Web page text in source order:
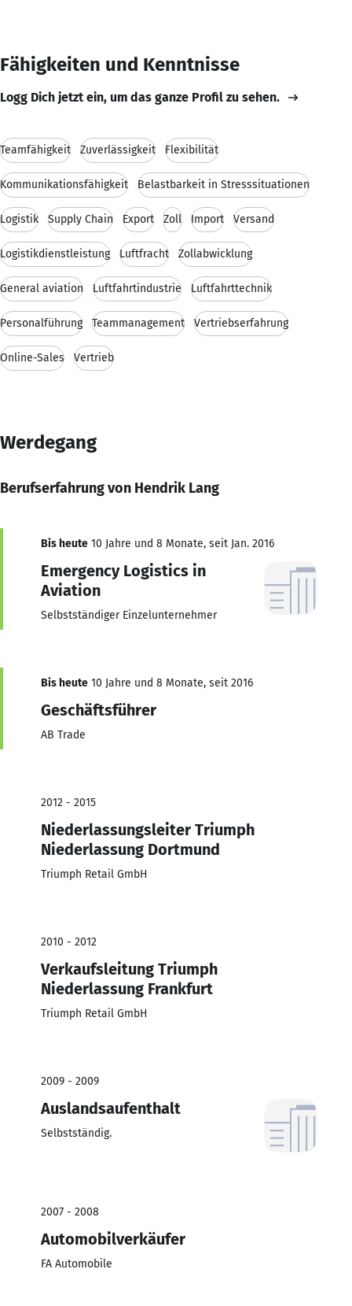
Fähigkeiten und Kenntnisse
Logg Dich jetzt ein, um das ganze Profil zu sehen.
Teamfähigkeit Zuverlässigkeit Flexibilität
Kommunikationsfähigkeit Belastbarkeit in Stresssituationen
Logistik Supply Chain Export Zoll Import Versand
Logistikdienstleistung Luftfracht Zollabwicklung
General aviation Luftfahrtindustrie Luftfahrttechnik
Personalführung Teammanagement Vertriebserfahrung
Online-Sales Vertrieb
Werdegang
Berufserfahrung von Hendrik Lang
Bis heute 10 Jahre und 8 Monate, seit Jan. 2016
Emergency Logistics in
Aviation
Selbstständiger Einzelunternehmer
Bis heute 10 Jahre und 8 Monate, seit 2016
Geschäftsführer
AB Trade
2012 - 2015
Niederlassungsleiter Triumph
Niederlassung Dortmund
Triumph Retail GmbH
2010 - 2012
Verkaufsleitung Triumph
Niederlassung Frankfurt
Triumph Retail GmbH
2009 - 2009
Auslandsaufenthalt
Selbstständig.
2007 - 2008
Automobilverkäufer
FA Automobile